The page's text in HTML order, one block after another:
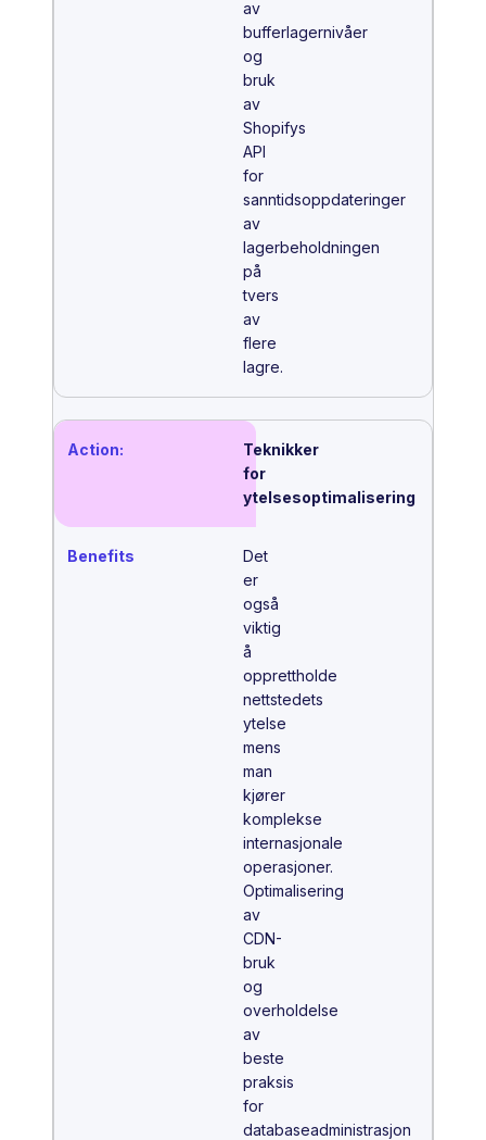
av
bufferlagernivåer
og
bruk
av
Shopifys
API
for
sanntidsoppdateringer
av
lagerbeholdningen
på
tvers
av
flere
lagre.
Teknikker
for
ytelsesoptimalisering
Det
er
også
viktig
å
opprettholde
nettstedets
ytelse
mens
man
kjører
komplekse
internasjonale
operasjoner.
Optimalisering
av
CDN-
bruk
og
overholdelse
av
beste
praksis
for
databaseadministrasjon